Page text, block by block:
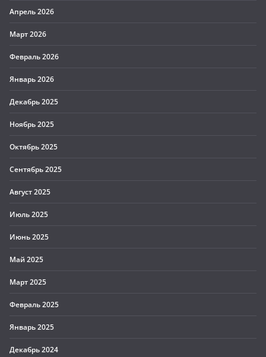
Апрель 2026
Март 2026
Февраль 2026
Январь 2026
Декабрь 2025
Ноябрь 2025
Октябрь 2025
Сентябрь 2025
Август 2025
Июль 2025
Июнь 2025
Май 2025
Март 2025
Февраль 2025
Январь 2025
Декабрь 2024